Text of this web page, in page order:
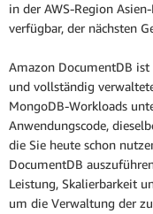
in der AWS-Region
verfügbar, der nächsten
Amazon DocumentDB ist
und vollständig
MongoDB-Workloads
Anwendungscode,
die Sie heute schon
DocumentDB
Leistung, Skalierbarkeit
um die Verwaltung der